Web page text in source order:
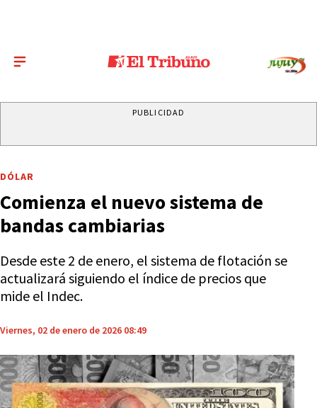
PUBLICIDAD
DÓLAR
Comienza el nuevo sistema de
bandas cambiarias
Desde este 2 de enero, el sistema de flotación se
actualizará siguiendo el índice de precios que
mide el Indec.
Viernes, 02 de enero de 2026 08:49